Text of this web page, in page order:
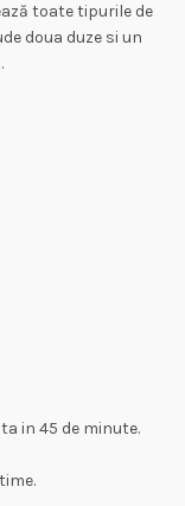
toate tipurile de
doua duze si un
in 45 de minute.